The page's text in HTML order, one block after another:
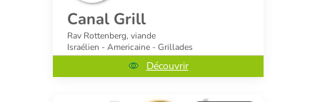
Canal Grill
Rav Rottenberg, viande
Israélien - Americaine - Grillades
Découvrir